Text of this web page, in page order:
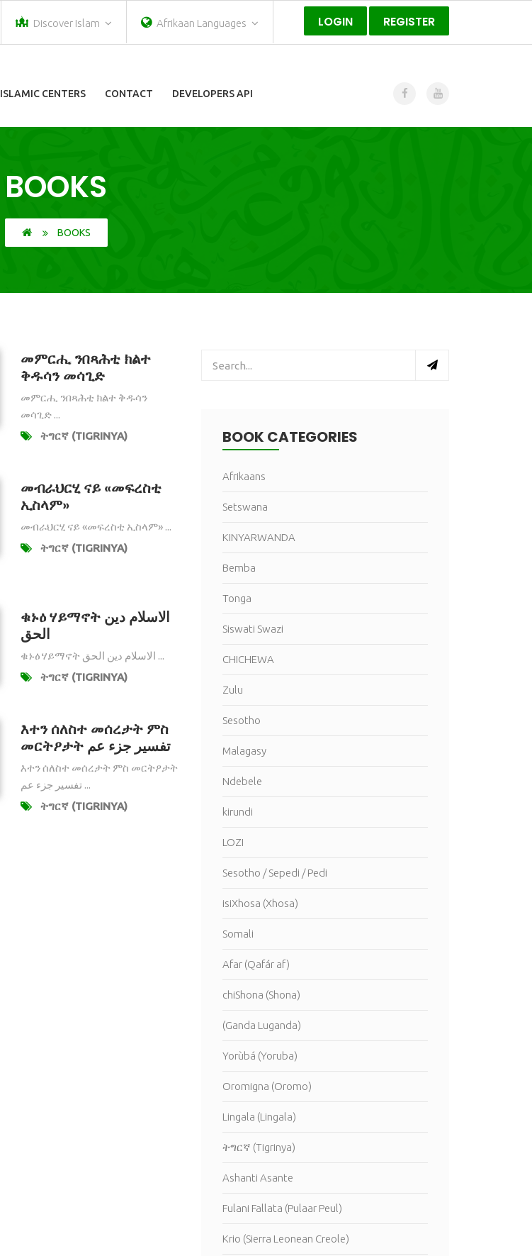
Discover Islam Afrikaan Languages LOGIN REGISTER
ISLAMIC CENTERS CONTACT DEVELOPERS API
BOOKS
BOOKS
መምርሒ ንበጻሕቲ ክልተ
ቅዱሳን መሳጊድ
መምርሒ ንበጻሕቲ ክልተ ቅዱሳን
መሳጊድ ...
ትግርኛ (TIGRINYA)
መብራህርሂ ናይ «መፍረስቲ
ኢስላም»
መብራህርሂ ናይ «መፍረስቲ ኢስላም» ...
ትግርኛ (TIGRINYA)
ቁኑዕ ሃይማኖት الاسلام دين
الحق
ቁኑዕ ሃይማኖት الاسلام دين الحق ...
ትግርኛ (TIGRINYA)
እተን ሰለስተ መሰረታት ምስ
መርትዖታት تفسير جزء عم
እተን ሰለስተ መሰረታት ምስ መርትዖታት
تفسير جزء عم ...
ትግርኛ (TIGRINYA)
BOOK CATEGORIES
Afrikaans
Setswana
KINYARWANDA
Bemba
Tonga
Siswati Swazi
CHICHEWA
Zulu
Sesotho
Malagasy
Ndebele
kirundi
LOZI
Sesotho / Sepedi / Pedi
isiXhosa (Xhosa)
Somali
Afar (Qafár af)
chiShona (Shona)
(Ganda Luganda)
Yorùbá (Yoruba)
Oromigna (Oromo)
Lingala (Lingala)
ትግርኛ (Tigrinya)
Ashanti Asante
Fulani Fallata (Pulaar Peul)
Krio (Sierra Leonean Creole)